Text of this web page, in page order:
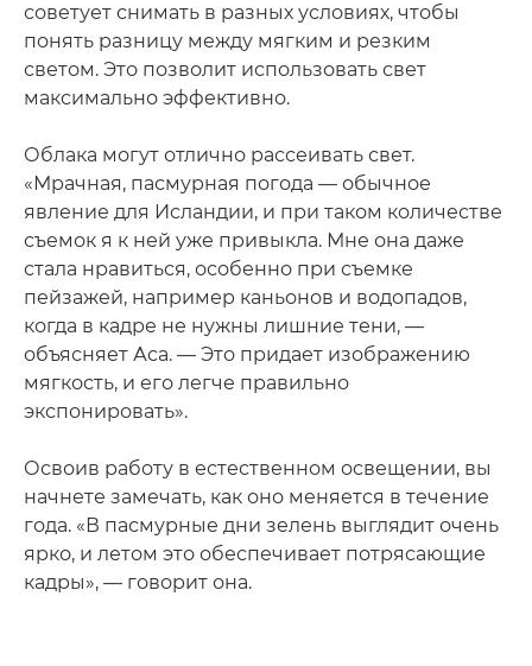
советует снимать в разных условиях, чтобы
понять разницу между мягким и резким
светом. Это позволит использовать свет
максимально эффективно.
Облака могут отлично рассеивать свет.
«Мрачная, пасмурная погода — обычное
явление для Исландии, и при таком количестве
съемок я к ней уже привыкла. Мне она даже
стала нравиться, особенно при съемке
пейзажей, например каньонов и водопадов,
когда в кадре не нужны лишние тени, —
объясняет Аса. — Это придает изображению
мягкость, и его легче правильно
экспонировать».
Освоив работу в естественном освещении, вы
начнете замечать, как оно меняется в течение
года. «В пасмурные дни зелень выглядит очень
ярко, и летом это обеспечивает потрясающие
кадры», — говорит она.